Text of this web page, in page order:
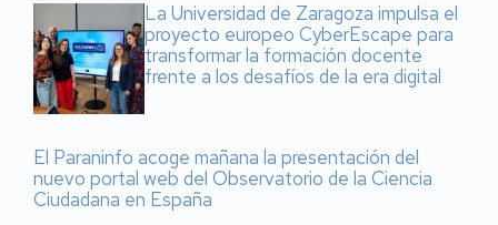
La Universidad de Zaragoza impulsa el
proyecto europeo CyberEscape para
transformar la formación docente
frente a los desafíos de la era digital
El Paraninfo acoge mañana la presentación del
nuevo portal web del Observatorio de la Ciencia
Ciudadana en España